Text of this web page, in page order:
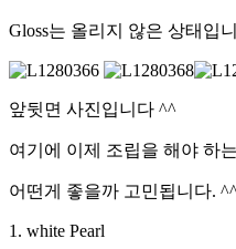
Gloss는 올리지 않은 상태입
앞뒷면 사진입니다 ^^
여기에 이제 조립을 해야 하
어떤게 좋을까 고민됩니다.
1. white Pearl